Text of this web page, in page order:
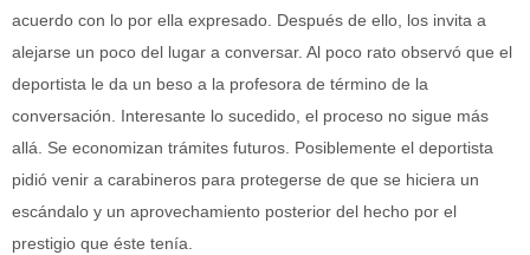
acuerdo con lo por ella expresado. Después de ello, los invita a
alejarse un poco del lugar a conversar. Al poco rato observó que el
deportista le da un beso a la profesora de término de la
conversación. Interesante lo sucedido, el proceso no sigue más
allá. Se economizan trámites futuros. Posiblemente el deportista
pidió venir a carabineros para protegerse de que se hiciera un
escándalo y un aprovechamiento posterior del hecho por el
prestigio que éste tenía.